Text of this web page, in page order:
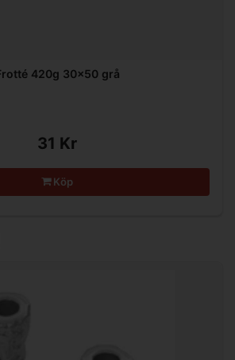
420g 30x50 grå
31 Kr
Köp